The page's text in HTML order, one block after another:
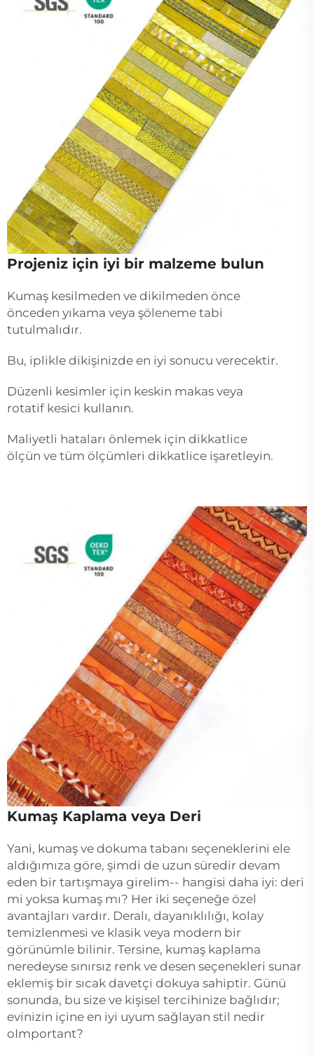
Projeniz için iyi bir malzeme bulun
Kumaş kesilmeden ve dikilmeden önce
önceden yıkama veya şöleneme tabi
tutulmalıdır.
Bu, iplikle dikişinizde en iyi sonucu verecektir.
Düzenli kesimler için keskin makas veya
rotatif kesici kullanın.
Maliyetli hataları önlemek için dikkatlice
ölçün ve tüm ölçümleri dikkatlice işaretleyin.
Kumaş Kaplama veya Deri
Yani, kumaş ve dokuma tabanı seçeneklerini ele
aldığımıza göre, şimdi de uzun süredir devam
eden bir tartışmaya girelim-- hangisi daha iyi: deri
mi yoksa kumaş mı? Her iki seçeneğe özel
avantajları vardır. Deralı, dayanıklılığı, kolay
temizlenmesi ve klasik veya modern bir
görünümle bilinir. Tersine, kumaş kaplama
neredeyse sınırsız renk ve desen seçenekleri sunar
eklemiş bir sıcak davetçi dokuya sahiptir. Günü
sonunda, bu size ve kişisel tercihinize bağlıdır;
evinizin içine en iyi uyum sağlayan stil nedir
oImportant?